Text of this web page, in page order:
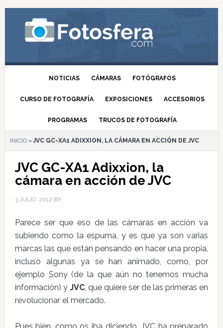
NOTICIAS CÁMARAS FOTÓGRAFOS
CURSO DE FOTOGRAFÍA EXPOSICIONES ACCESORIOS
PROGRAMAS TRUCOS DE FOTOGRAFÍA
INICIO»JVC GC-XA1 ADIXXION, LA CÁMARA EN ACCIÓN DE JVC
JVC GC-XA1 Adixxion, la
cámara en acción de JVC
3 JULIO, 2012 BY
Parece ser que eso de las cámaras en acción va
subiendo como la espuma, y es que ya son varias
marcas las que están pensando en hacer una propia,
incluso algunas ya se han animado, como, por
ejemplo Sony (de la que aún no tenemos mucha
información) y JVC, que quiere ser de las primeras en
revolucionar el mercado.